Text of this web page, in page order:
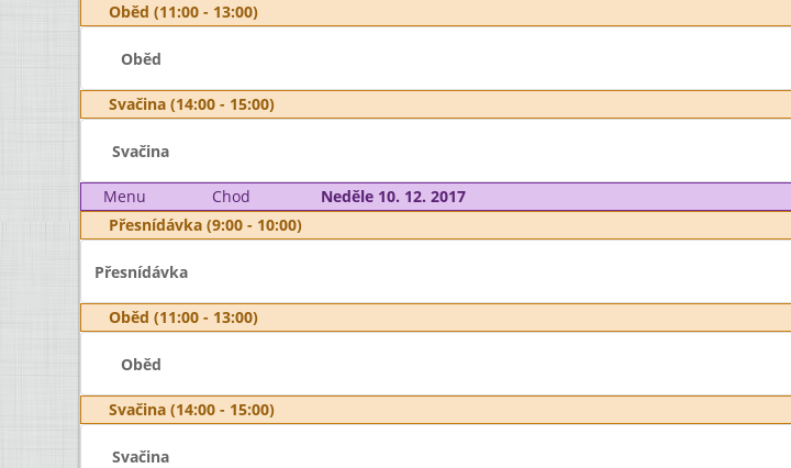
Oběd (11:00 - 13:00)
Oběd
Svačina (14:00 - 15:00)
Svačina
Menu Chod
Neděle 10. 12. 2017
Přesnídávka (9:00 - 10:00)
Přesnídávka
Oběd (11:00 - 13:00)
Oběd
Svačina (14:00 - 15:00)
Svačina